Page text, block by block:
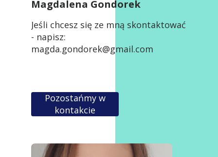
Magdalena Gondorek
Jeśli chcesz się ze mną skontaktować
- napisz:
magda.gondorek@gmail.com
Pozostańmy w
kontakcie